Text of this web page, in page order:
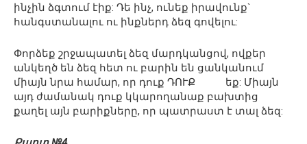
ինչին ձգտում էիք: Դե ինչ, ունեք իրավունք`
հանգստանալու ու ինքներդ ձեզ գովելու:
Փորձեք շրջապատել ձեզ մարդկանցով, ովքեր
անկեղծ են ձեզ հետ ու բարին են ցանկանում
միայն նրա համար, որ դուք ԴՈՒՔ եք: Միայն
այդ ժամանակ դուք կկարողանաք բախտից
քաղել այն բարիքները, որ պատրաստ է տալ ձեզ: